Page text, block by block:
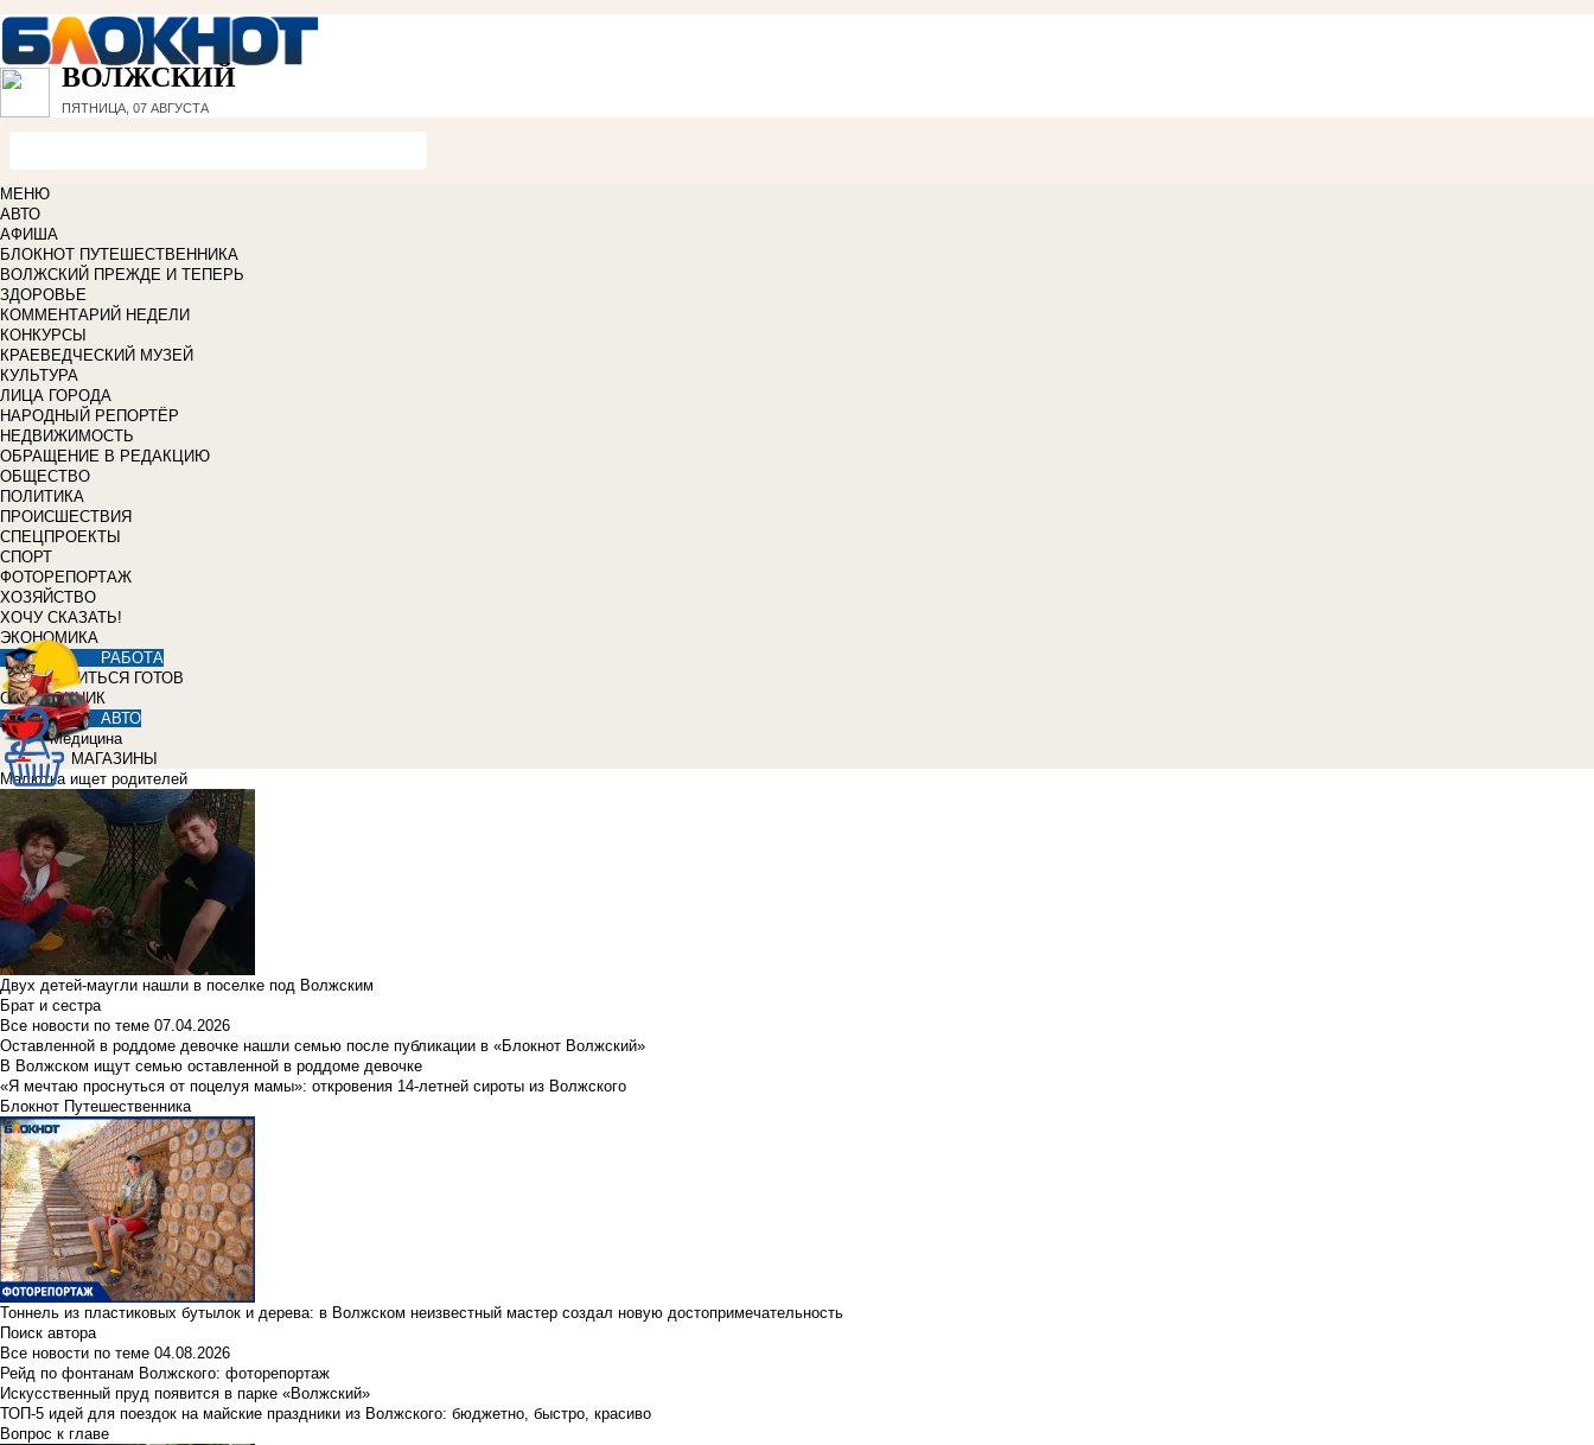
ВОЛЖСКИЙ
ПЯТНИЦА, 07 АВГУСТА
МЕНЮ
АВТО
АФИША
БЛОКНОТ ПУТЕШЕСТВЕННИКА
ВОЛЖСКИЙ ПРЕЖДЕ И ТЕПЕРЬ
ЗДОРОВЬЕ
КОММЕНТАРИЙ НЕДЕЛИ
КОНКУРСЫ
КРАЕВЕДЧЕСКИЙ МУЗЕЙ
КУЛЬТУРА
ЛИЦА ГОРОДА
НАРОДНЫЙ РЕПОРТЁР
НЕДВИЖИМОСТЬ
ОБРАЩЕНИЕ В РЕДАКЦИЮ
ОБЩЕСТВО
ПОЛИТИКА
ПРОИСШЕСТВИЯ
СПЕЦПРОЕКТЫ
СПОРТ
ФОТОРЕПОРТАЖ
ХОЗЯЙСТВО
ХОЧУ СКАЗАТЬ!
ЭКОНОМИКА
РАБОТА
УЧИТЬСЯ ГОТОВ
СПРАВОЧНИК
АВТО
Медицина
МАГАЗИНЫ
Малютка ищет родителей
Двух детей-маугли нашли в поселке под Волжским
Брат и сестра
Все новости по теме 07.04.2026
Оставленной в роддоме девочке нашли семью после публикации в «Блокнот Волжский»
В Волжском ищут семью оставленной в роддоме девочке
«Я мечтаю проснуться от поцелуя мамы»: откровения 14-летней сироты из Волжского
Блокнот Путешественника
Тоннель из пластиковых бутылок и дерева: в Волжском неизвестный мастер создал новую достопримечательность
Поиск автора
Все новости по теме 04.08.2026
Рейд по фонтанам Волжского: фоторепортаж
Искусственный пруд появится в парке «Волжский»
ТОП-5 идей для поездок на майские праздники из Волжского: бюджетно, быстро, красиво
Вопрос к главе